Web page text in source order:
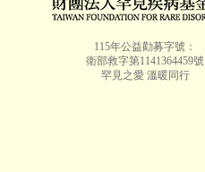
115年公益勸募字號：
衛部救字第1141364459號
罕見之愛 溫暖同行